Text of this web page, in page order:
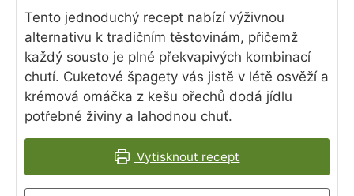
Tento jednoduchý recept nabízí výživnou
alternativu k tradičním těstovinám, přičemž
každý sousto je plné překvapivých kombinací
chutí. Cuketové špagety vás jistě v létě osvěží a
krémová omáčka z kešu ořechů dodá jídlu
potřebné živiny a lahodnou chuť.
Vytisknout recept